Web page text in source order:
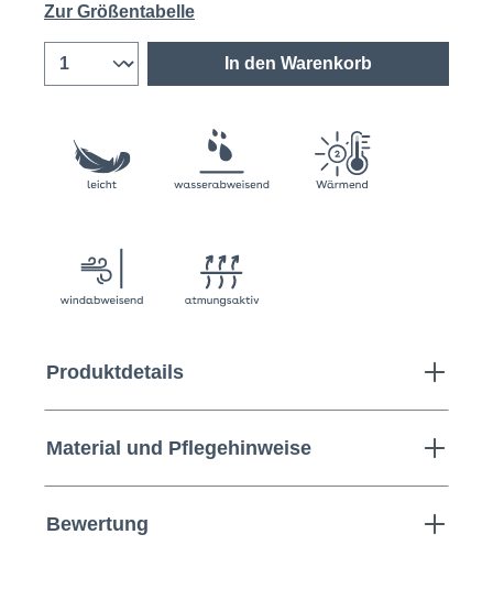
Zur Größentabelle
In den Warenkorb
Produktdetails
Material und Pflegehinweise
Bewertung